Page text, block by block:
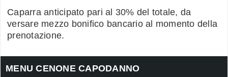
Caparra anticipato pari al 30% del totale, da
versare mezzo bonifico bancario al momento della
prenotazione.
MENU CENONE CAPODANNO